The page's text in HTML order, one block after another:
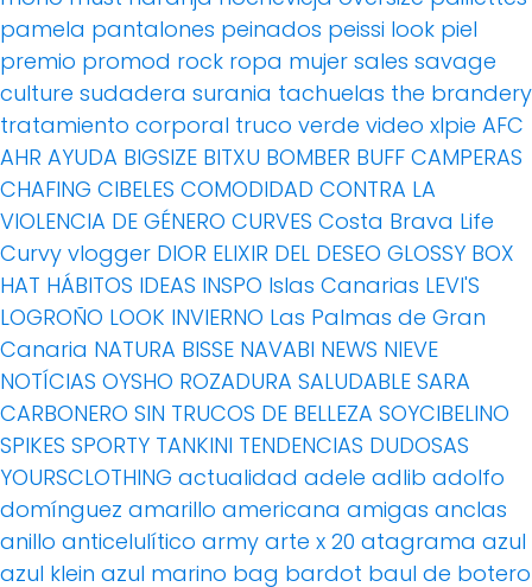
pamela pantalones peinados peissi look piel
premio promod rock ropa mujer sales savage
culture sudadera surania tachuelas the brandery
tratamiento corporal truco verde video xlpie AFC
AHR AYUDA BIGSIZE BITXU BOMBER BUFF CAMPERAS
CHAFING CIBELES COMODIDAD CONTRA LA
VIOLENCIA DE GÉNERO CURVES Costa Brava Life
Curvy vlogger DIOR ELIXIR DEL DESEO GLOSSY BOX
HAT HÁBITOS IDEAS INSPO Islas Canarias LEVI'S
LOGROÑO LOOK INVIERNO Las Palmas de Gran
Canaria NATURA BISSE NAVABI NEWS NIEVE
NOTÍCIAS OYSHO ROZADURA SALUDABLE SARA
CARBONERO SIN TRUCOS DE BELLEZA SOYCIBELINO
SPIKES SPORTY TANKINI TENDENCIAS DUDOSAS
YOURSCLOTHING actualidad adele adlib adolfo
domínguez amarillo americana amigas anclas
anillo anticelulítico army arte x 20 atagrama azul
azul klein azul marino bag bardot baul de botero